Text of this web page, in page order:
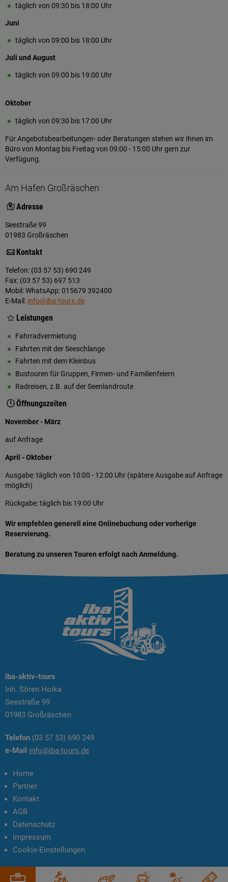
täglich von 09:30 bis 18:00 Uhr
Juni
täglich von 09:00 bis 18:00 Uhr
Juli und August
täglich von 09:00 bis 19:00 Uhr
Oktober
täglich von 09:30 bis 17:00 Uhr
Für Angebotsbearbeitungen- oder Beratungen stehen wir Ihnen im
Büro von Montag bis Freitag von 09:00 - 15:00 Uhr gern zur
Verfügung.
Am Hafen Großräschen
Adresse
Seestraße 99
01983 Großräschen
Kontakt
Telefon: (03 57 53) 690 249
Fax: (03 57 53) 697 513
Mobil: WhatsApp: 015679 392400
E-Mail: info@iba-tours.de
Leistungen
Fahrradvermietung
Fahrten mit der Seeschlange
Fahrten mit dem Kleinbus
Bustouren für Gruppen, Firmen- und Familienfeiern
Radreisen, z.B. auf der Seenlandroute
Öffnungszeiten
November - März
auf Anfrage
April - Oktober
Ausgabe: täglich von 10:00 - 12:00 Uhr (spätere Ausgabe auf Anfrage
möglich)
Rückgabe: täglich bis 19:00 Uhr
Wir empfehlen generell eine Onlinebuchung oder vorherige
Reservierung.
Beratung zu unseren Touren erfolgt nach Anmeldung.
iba-aktiv-tours
Inh. Sören Hoika
Seestraße 99
01983 Großräschen
Telefon (03 57 53) 690 249
e-Mail info@iba-tours.de
Home
Partner
Kontakt
AGB
Datenschutz
Impressum
Cookie-Einstellungen